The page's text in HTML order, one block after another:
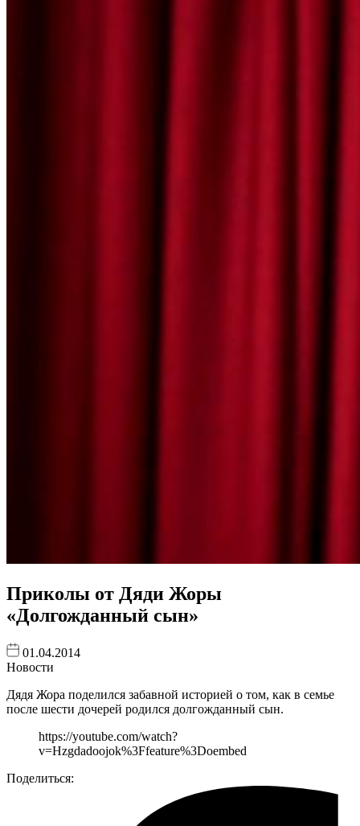
Приколы от Дяди Жоры
«Долгожданный сын»
01.04.2014
Новости
Дядя Жора поделился забавной историей о том, как в семье
после шести дочерей родился долгожданный сын.
https://youtube.com/watch?
v=Hzgdadoojok%3Ffeature%3Doembed
Поделиться: